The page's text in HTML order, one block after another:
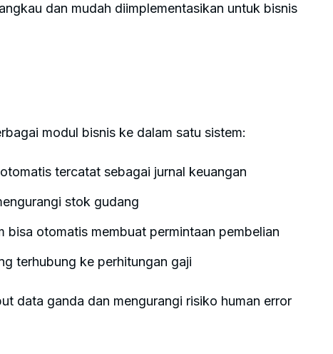
dan mudah diimplementasikan untuk bisnis
modul bisnis ke dalam satu sistem:
tercatat sebagai jurnal keuangan
stok gudang
bisa otomatis membuat permintaan pembelian
terhubung ke perhitungan gaji
data ganda dan mengurangi risiko human error